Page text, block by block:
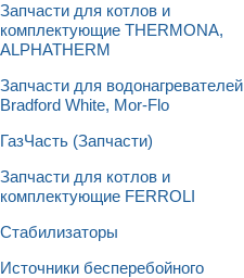
Запчасти для котлов и
комплектующие THERMONA,
ALPHATHERM
Запчасти для водонагревателей
Bradford White, Mor-Flo
ГазЧасть (Запчасти)
Запчасти для котлов и
комплектующие FERROLI
Стабилизаторы
Источники бесперебойного